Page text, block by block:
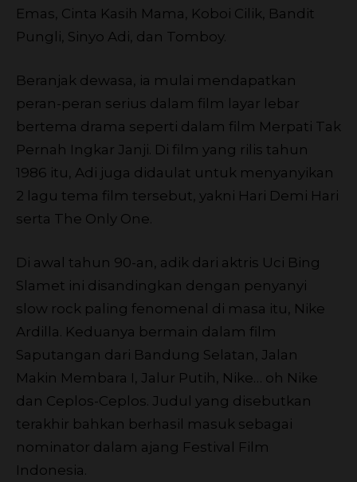
Emas, Cinta Kasih Mama, Koboi Cilik, Bandit
Pungli, Sinyo Adi, dan Tomboy.
Beranjak dewasa, ia mulai mendapatkan
peran-peran serius dalam film layar lebar
bertema drama seperti dalam film Merpati Tak
Pernah Ingkar Janji. Di film yang rilis tahun
1986 itu, Adi juga didaulat untuk menyanyikan
2 lagu tema film tersebut, yakni Hari Demi Hari
serta The Only One.
Di awal tahun 90-an, adik dari aktris Uci Bing
Slamet ini disandingkan dengan penyanyi
slow rock paling fenomenal di masa itu, Nike
Ardilla. Keduanya bermain dalam film
Saputangan dari Bandung Selatan, Jalan
Makin Membara I, Jalur Putih, Nike… oh Nike
dan Ceplos-Ceplos. Judul yang disebutkan
terakhir bahkan berhasil masuk sebagai
nominator dalam ajang Festival Film
Indonesia.